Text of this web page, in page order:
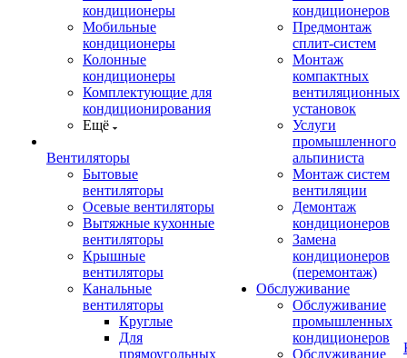
кондиционеры
Мобильные
кондиционеры
Колонные
кондиционеры
Комплектующие для
кондиционирования
Ещё
Вентиляторы
Бытовые
вентиляторы
Осевые вентиляторы
Вытяжные кухонные
вентиляторы
Крышные
вентиляторы
Канальные
вентиляторы
Круглые
Для
прямоугольных
кондиционеров
Предмонтаж
сплит-систем
Монтаж
компактных
вентиляционных
установок
Услуги
промышленного
альпиниста
Монтаж систем
вентиляции
Демонтаж
кондиционеров
Замена
кондиционеров
(перемонтаж)
Обслуживание
Обслуживание
промышленных
кондиционеров
Обслуживание